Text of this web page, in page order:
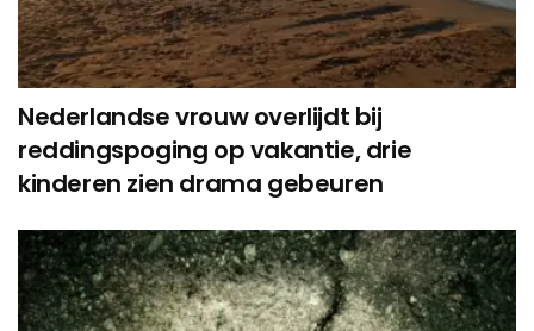
Nederlandse vrouw overlijdt bij
reddingspoging op vakantie, drie
kinderen zien drama gebeuren